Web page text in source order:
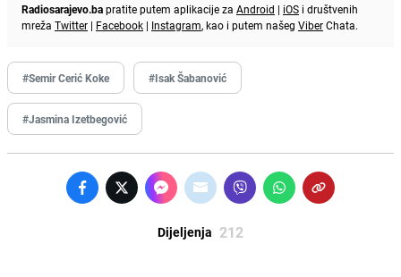
Radiosarajevo.bapratite putem aplikacije za Android | iOS i društvenih
mreža Twitter | Facebook | Instagram, kao i putem našeg ViberChata.
#Semir Cerić Koke #Isak Šabanović
#Jasmina Izetbegović
Dijeljenja 212